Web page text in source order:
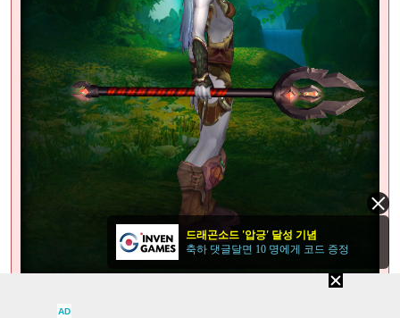
AD
드래곤소드 '압긍' 달성 기념
축하 댓글달면 10 명에게 코드 증정